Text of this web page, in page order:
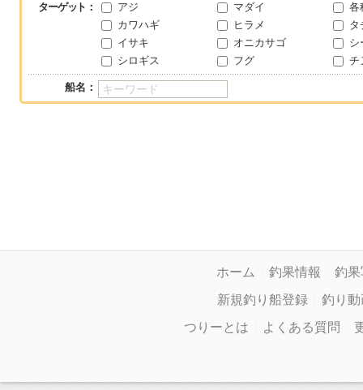
ターゲット ： アジ マダイ
各
カワハギ
ヒラメ
タ
イサキ
オニカサゴ
シ
シロギス
フグ チ
船名：
ホーム 釣果情報
釣
新規釣り船登録
釣り動
つりーとは
よくある質問